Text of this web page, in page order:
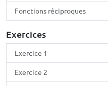
Fonctions réciproques
Exercices
Exercice 1
Exercice 2